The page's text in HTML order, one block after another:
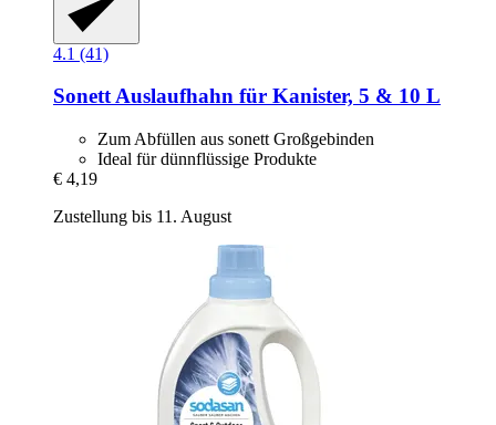
4.1 (41)
SonettAuslaufhahn für Kanister, 5 & 10 L
Zum Abfüllen aus sonett Großgebinden
Ideal für dünnflüssige Produkte
€ 4,19
Zustellung bis 11. August